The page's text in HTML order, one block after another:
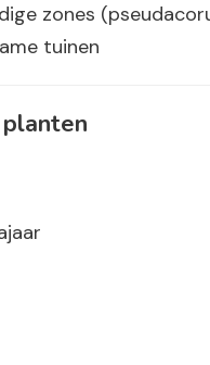
zones (
tuinen